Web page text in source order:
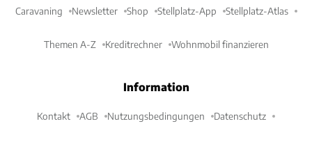
Caravaning Newsletter Shop Stellplatz-App Stellplatz-Atlas
Themen A-Z Kreditrechner Wohnmobil finanzieren
Information
Kontakt AGB Nutzungsbedingungen Datenschutz